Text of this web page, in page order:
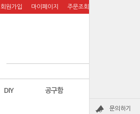
문의하기
회원가입 마이페이지 주문조회
DIY 공구함